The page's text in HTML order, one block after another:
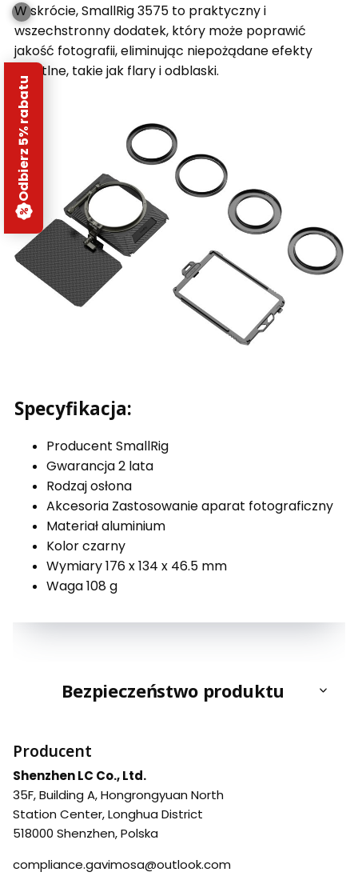
W skrócie, SmallRig 3575 to praktyczny i
wszechstronny dodatek, który może poprawić
jakość fotografii, eliminując niepożądane efekty
świetlne, takie jak flary i odblaski.
Specyfikacja:
Producent SmallRig
Gwarancja 2 lata
Rodzaj osłona
Akcesoria Zastosowanie aparat fotograficzny
Materiał aluminium
Kolor czarny
Wymiary 176 x 134 x 46.5 mm
Waga 108 g
Bezpieczeństwo produktu
Producent
Shenzhen LC Co., Ltd.
35F, Building A, Hongrongyuan North
Station Center, Longhua District
518000 Shenzhen, Polska
compliance.gavimosa@outlook.com
Odbierz 5% rabatu